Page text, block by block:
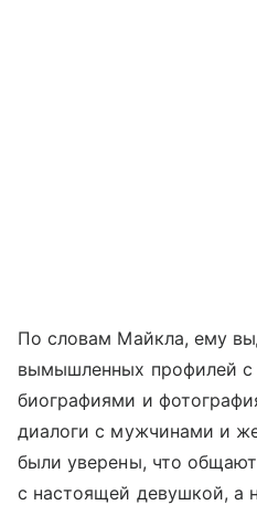
По словам Майкла, ему
вымышленных профилей
биографиями и
диалоги с мужчинами и
были уверены, что
с настоящей девушкой, а